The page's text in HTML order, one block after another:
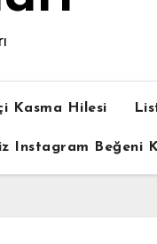
Kasma Hilesi
Instagram Beğeni